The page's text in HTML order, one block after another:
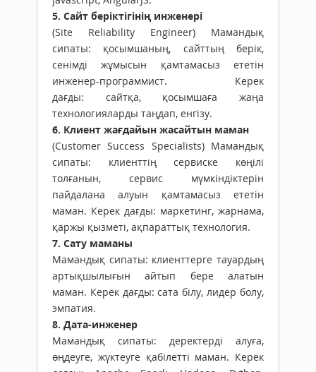
5. Сайт беріктігінің инженері
(Site Reliability Engineer) Мамандық
сипаты: қосымшаның, сайттың берік,
сенімді жұмысын қамтамасыз ететін
инженер-программист. Керек
дағды: сайтқа, қосымшаға жаңа
технологияларды таңдап, енгізу.
6. Клиент жағдайын жасайтын маман
(Customer Success Specialists) Мамандық
сипаты: клиенттің сервиске көңілі
толғанын, сервис мүмкіндіктерін
пайдалана алуын қамтамасыз ететін
маман. Керек дағды: маркетинг, жарнама,
қаржы қызметі, ақпараттық технология.
7. Сату маманы
Мамандық сипаты: клиенттерге тауардың
артықшылығын айтып бере алатын
маман. Керек дағды: сата білу, лидер болу,
эмпатия.
8. Дата-инженер
Мамандық сипаты: деректерді алуға,
өңдеуге, жүктеуге қабілетті маман. Керек